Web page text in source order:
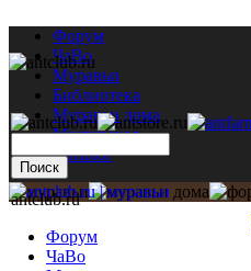
Форум
ЧаВо
Муравьи
Библиотека
Муравьи дома
Мастерская
Каталог
antclub.ru
Форум
ЧаВо